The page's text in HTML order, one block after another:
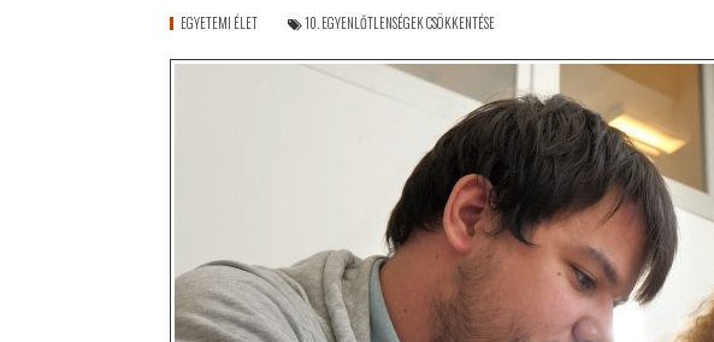
EGYETEMI ÉLET 10. EGYENLŐTLENSÉGEK CSÖKKENTÉSE